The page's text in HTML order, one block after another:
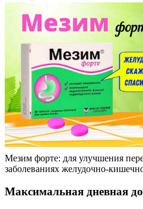
Мезим форте: для улучшения
заболеваниях желудочно-
Максимальная дневная